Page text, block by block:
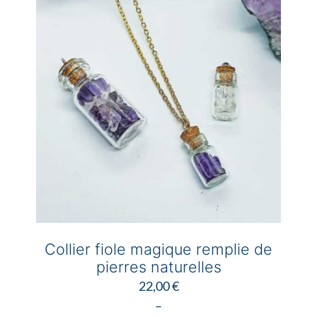
options
peuvent
choisies
sur
la
Collier fiole magique remplie de
pierres naturelles
22,00€
–